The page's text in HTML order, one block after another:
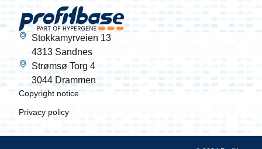
Stokkamyrveien 13
4313 Sandnes
Strømsø Torg 4
3044 Drammen
Copyright notice
Privacy policy